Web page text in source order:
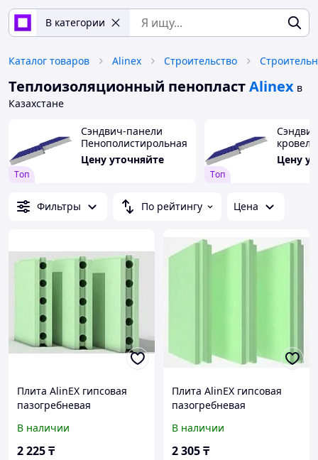
В категории
Каталог товаров Alinex Строительство
Теплоизоляционный пенопластAlinex в
Казахстане
Tоп
Сэндвич-панели
Пенополистирольная
плита 200мм
Цену уточняйте
Tоп
плита
Цену
Фильтры По рейтингу Цена
Плита AlinEX гипсовая
пазогребневая
667*500*80мм стандарт
В наличии
2 225₸
Плита AlinEX гипсовая
пазогребневая
667*500*80мм стандарт
В наличии
2 305₸